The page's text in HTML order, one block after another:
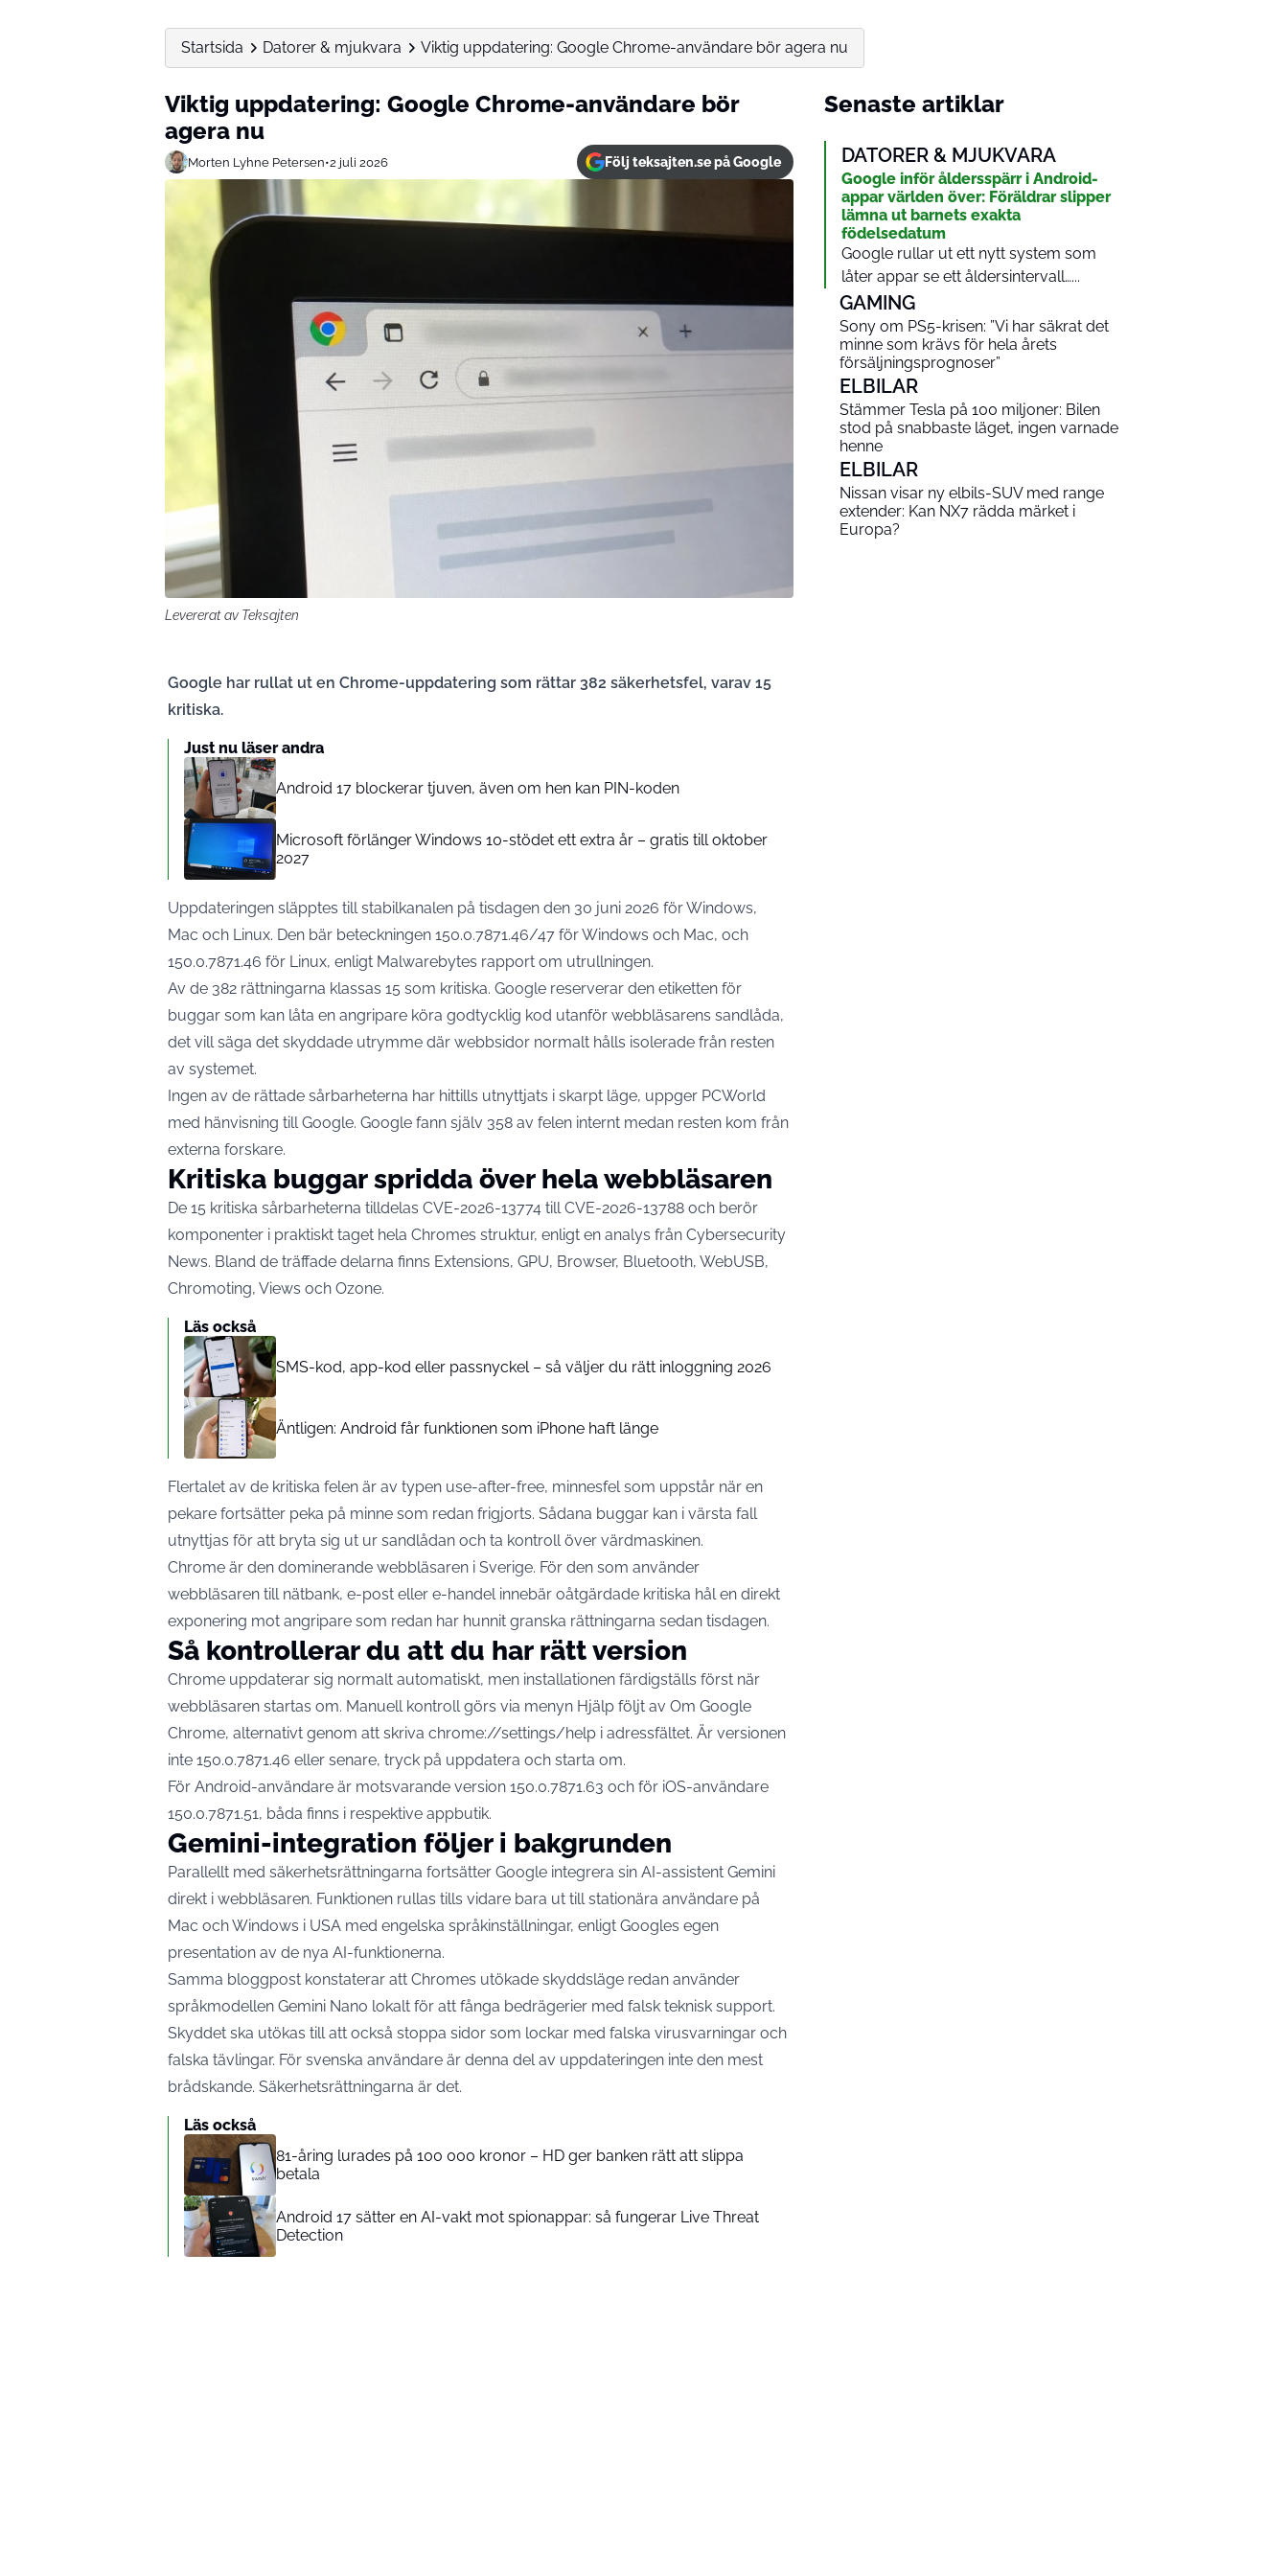
Startsida Datorer & mjukvara Viktig uppdatering: Google Chrome-användare bör agera nu
Viktig uppdatering: Google Chrome-användare bör
agera nu
Morten Lyhne Petersen•2 juli 2026 Följ teksajten.se på Google
Levererat av Teksajten
Google har rullat ut en Chrome-uppdatering som rättar 382 säkerhetsfel, varav 15
kritiska.
Just nu läser andra
Android 17 blockerar tjuven, även om hen kan PIN-koden
Microsoft förlänger Windows 10-stödet ett extra år – gratis till oktober
2027
Uppdateringen släpptes till stabilkanalen på tisdagen den 30 juni 2026 för Windows,
Mac och Linux. Den bär beteckningen 150.0.7871.46/47 för Windows och Mac, och
150.0.7871.46 för Linux, enligt Malwarebytes rapport om utrullningen.
Av de 382 rättningarna klassas 15 som kritiska. Google reserverar den etiketten för
buggar som kan låta en angripare köra godtycklig kod utanför webbläsarens sandlåda,
det vill säga det skyddade utrymme där webbsidor normalt hålls isolerade från resten
av systemet.
Ingen av de rättade sårbarheterna har hittills utnyttjats i skarpt läge, uppger PCWorld
med hänvisning till Google. Google fann själv 358 av felen internt medan resten kom från
externa forskare.
Kritiska buggar spridda över hela webbläsaren
De 15 kritiska sårbarheterna tilldelas CVE-2026-13774 till CVE-2026-13788 och berör
komponenter i praktiskt taget hela Chromes struktur, enligt en analys från Cybersecurity
News. Bland de träffade delarna finns Extensions, GPU, Browser, Bluetooth, WebUSB,
Chromoting, Views och Ozone.
Läs också
SMS-kod, app-kod eller passnyckel – så väljer du rätt inloggning 2026
Äntligen: Android får funktionen som iPhone haft länge
Flertalet av de kritiska felen är av typen use-after-free, minnesfel som uppstår när en
pekare fortsätter peka på minne som redan frigjorts. Sådana buggar kan i värsta fall
utnyttjas för att bryta sig ut ur sandlådan och ta kontroll över värdmaskinen.
Chrome är den dominerande webbläsaren i Sverige. För den som använder
webbläsaren till nätbank, e-post eller e-handel innebär oåtgärdade kritiska hål en direkt
exponering mot angripare som redan har hunnit granska rättningarna sedan tisdagen.
Så kontrollerar du att du har rätt version
Chrome uppdaterar sig normalt automatiskt, men installationen färdigställs först när
webbläsaren startas om. Manuell kontroll görs via menyn Hjälp följt av Om Google
Chrome, alternativt genom att skriva chrome://settings/help i adressfältet. Är versionen
inte 150.0.7871.46 eller senare, tryck på uppdatera och starta om.
För Android-användare är motsvarande version 150.0.7871.63 och för iOS-användare
150.0.7871.51, båda finns i respektive appbutik.
Gemini-integration följer i bakgrunden
Parallellt med säkerhetsrättningarna fortsätter Google integrera sin AI-assistent Gemini
direkt i webbläsaren. Funktionen rullas tills vidare bara ut till stationära användare på
Mac och Windows i USA med engelska språkinställningar, enligt Googles egen
presentation av de nya AI-funktionerna.
Samma bloggpost konstaterar att Chromes utökade skyddsläge redan använder
språkmodellen Gemini Nano lokalt för att fånga bedrägerier med falsk teknisk support.
Skyddet ska utökas till att också stoppa sidor som lockar med falska virusvarningar och
falska tävlingar. För svenska användare är denna del av uppdateringen inte den mest
brådskande. Säkerhetsrättningarna är det.
Läs också
81-åring lurades på 100 000 kronor – HD ger banken rätt att slippa
betala
Android 17 sätter en AI-vakt mot spionappar: så fungerar Live Threat
Detection
Senaste artiklar
DATORER & MJUKVARA
Google inför åldersspärr i Android-
appar världen över: Föräldrar slipper
lämna ut barnets exakta
födelsedatum
Google rullar ut ett nytt system som
låter appar se ett åldersintervall…...
GAMING
Sony om PS5-krisen: ”Vi har säkrat det
minne som krävs för hela årets
försäljningsprognoser”
ELBILAR
Stämmer Tesla på 100 miljoner: Bilen
stod på snabbaste läget, ingen varnade
henne
ELBILAR
Nissan visar ny elbils-SUV med range
extender: Kan NX7 rädda märket i
Europa?